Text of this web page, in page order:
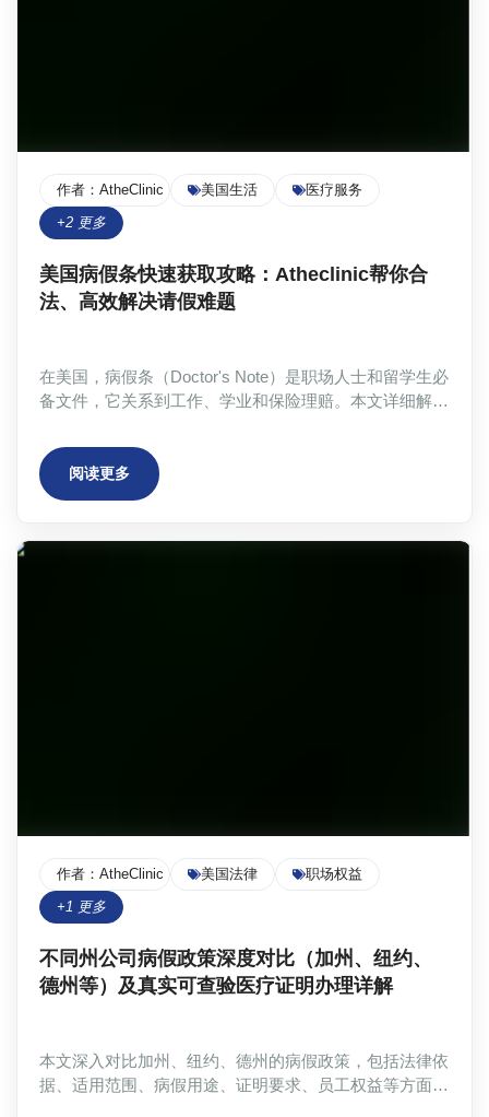
作者： AtheClinic Team美国生活
医疗服务
+2 更多
美国病假条快速获取攻略：Atheclinic帮你合
法、高效解决请假难题
在美国，病假条（Doctor's Note）是职场人士和留学生必
备文件，它关系到工作、学业和保险理赔。本文详细解读
健康病假条及特殊用途病假条，并阐述获取流程：确认用
途、选择正规医生或平台（如Atheclinic）、提交信息、
医生审核及签发、获取并使用。Atheclinic提供快速合
涵盖多种用途，解决你的后顾之忧。文章还解答常见问
阅读更多
作者： AtheClinic Team美国法律
职场权益
+1 更多
不同州公司病假政策深度对比（加州、纽约、
德州等）及真实可查验医疗证明办理详解
本文深入对比加州、纽约、德州的病假政策，包括法律依
据、适用范围、病假用途、证明要求、员工权益等方面，